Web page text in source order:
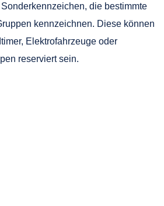
Sonderkennzeichen, die bestimmte
kennzeichnen. Diese können
Elektrofahrzeuge oder
reserviert sein.